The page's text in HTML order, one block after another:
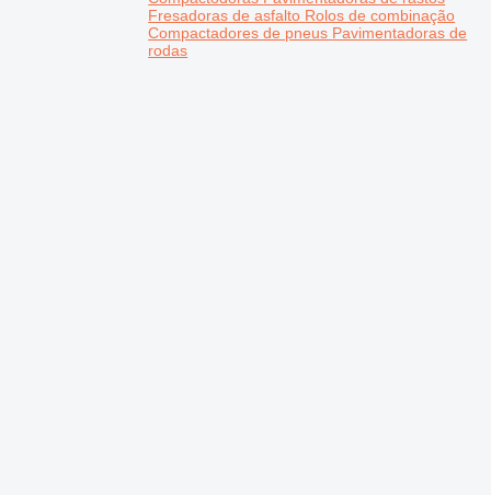
Fresadoras de asfalto Rolos de combinação
Compactadores de pneus Pavimentadoras de
rodas